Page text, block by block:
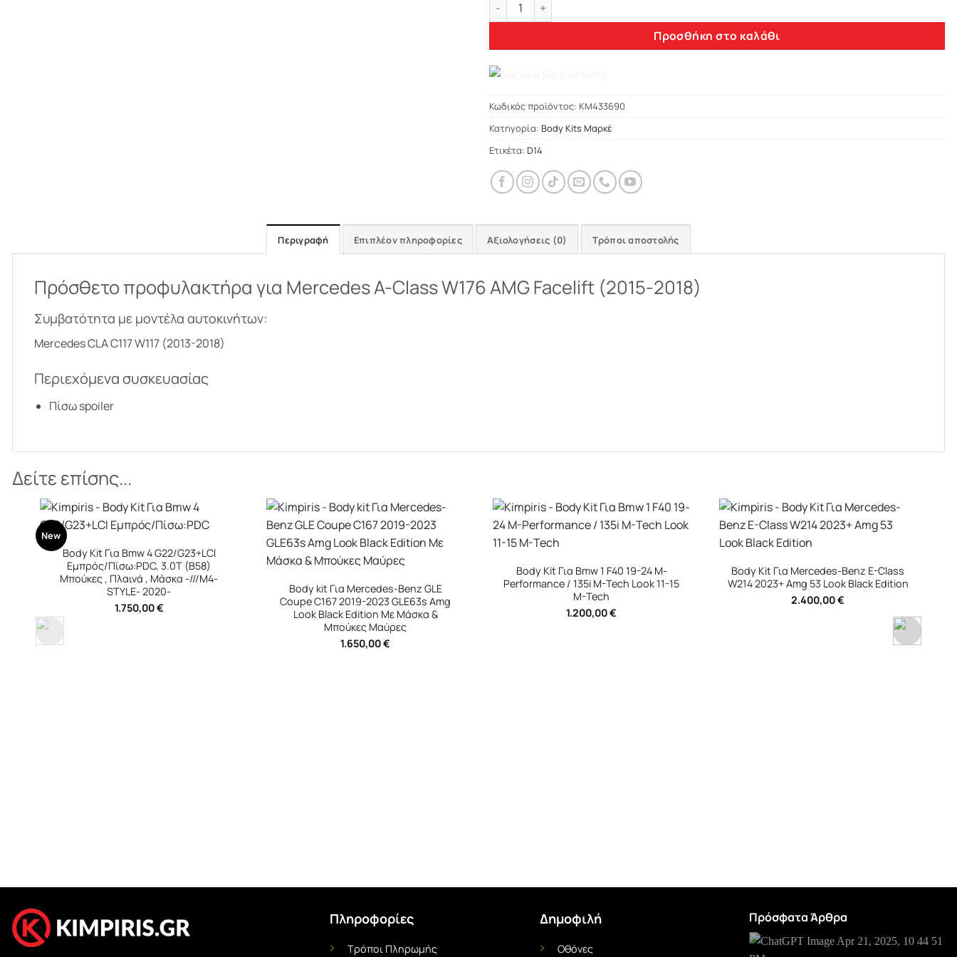
Προσθήκη στο καλάθι
Κωδικός προϊόντος: KM433690
Κατηγορία: Body Kits Μαρκέ
Ετικέτα: D14
Περιγραφή Επιπλέον πληροφορίες Αξιολογήσεις (0) Τρόποι αποστολής
Πρόσθετο προφυλακτήρα για Mercedes A-Class W176 AMG Facelift (2015-2018)
Συμβατότητα με μοντέλα αυτοκινήτων:
Mercedes CLA C117 W117 (2013-2018)
Περιεχόμενα συσκευασίας
Πίσω spoiler
Δείτε επίσης...
Body kit Για Mercedes-Benz GLE
Coupe C167 2019-2023 GLE63s Amg
Look Black Edition Με Μάσκα &
+
Body Kit Για Bmw 1 F40 19-24 M-
Performance / 135i M-Tech Look 11-15
M-Tech
1.200,00€
+
Body Kit Για Mercedes-Benz E-Class
W214 2023+ Amg 53 Look Black Edition
2.400,00
Πληροφορίες
Τρόποι Πληρωμής
Δημοφιλή
Οθόνες
Πρόσφατα Άρθρα